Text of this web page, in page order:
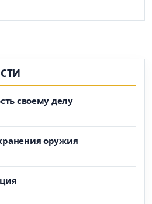
своему делу
оружия